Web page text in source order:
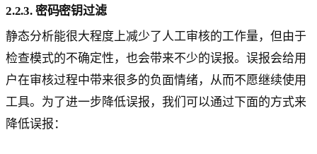
2.2.3. 密码密钥过滤
静态分析能很大程度上减少了人工审核的工作量，但由于
检查模式的不确定性，也会带来不少的误报。误报会给用
户在审核过程中带来很多的负面情绪，从而不愿继续使用
工具。为了进一步降低误报，我们可以通过下面的方式来
降低误报：